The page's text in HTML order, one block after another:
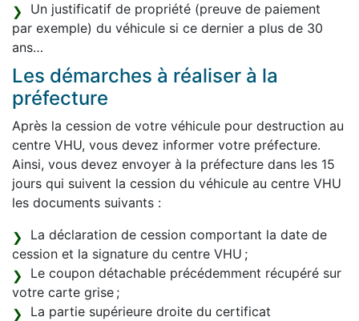
Un justificatif de propriété (preuve de paiement
par exemple) du véhicule si ce dernier a plus de 30
ans…
Les démarches à réaliser à la
préfecture
Après la cession de votre véhicule pour destruction au
centre VHU, vous devez informer votre préfecture.
Ainsi, vous devez envoyer à la préfecture dans les 15
jours qui suivent la cession du véhicule au centre VHU
les documents suivants :
La déclaration de cession comportant la date de
cession et la signature du centre VHU ;
Le coupon détachable précédemment récupéré sur
votre carte grise ;
La partie supérieure droite du certificat